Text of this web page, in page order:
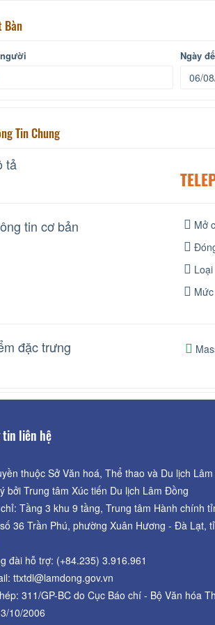
Bàn
Ngày
Tin Chung
tả
tin cơ bản Mở
đặc trưng
tin liên hệ
thuộc Sở Văn hoá, Thể thao và Du lịch
bởi Trung tâm Xúc tiến Du lịch Lâm Đồng
Tầng 3 khu 9 tầng, Trung tâm Hành chính
36 Trần Phú, phường Xuân Hương - Đà Lạt,
đài hỗ trợ: (+84.235) 3.916.961
ttxtdl@lamdong.gov.vn
311/GP-BC do Cục Báo chí - Bộ Văn hóa
10/2006